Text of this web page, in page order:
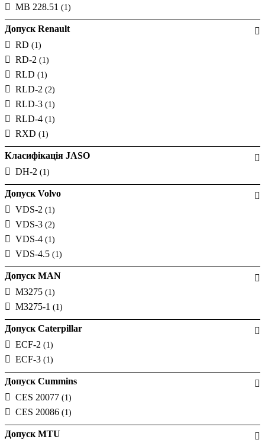
MB 228.51 (1)
Допуск Renault
RD (1)
RD-2 (1)
RLD (1)
RLD-2 (2)
RLD-3 (1)
RLD-4 (1)
RXD (1)
Класифікація JASO
DH-2 (1)
Допуск Volvo
VDS-2 (1)
VDS-3 (2)
VDS-4 (1)
VDS-4.5 (1)
Допуск MAN
M3275 (1)
M3275-1 (1)
Допуск Caterpillar
ECF-2 (1)
ECF-3 (1)
Допуск Cummins
CES 20077 (1)
CES 20086 (1)
Допуск MTU